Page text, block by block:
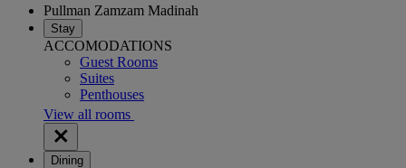
Pullman Zamzam Madinah
Stay
ACCOMODATIONS
Guest Rooms
Suites
Penthouses
View all rooms
Dining